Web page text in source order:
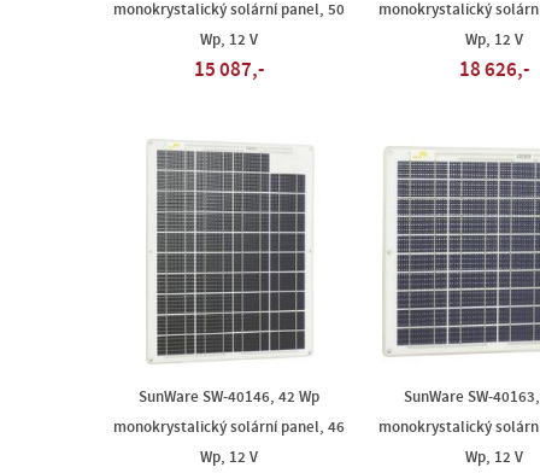
monokrystalický solární panel, 50
Wp, 12 V
15 087,-
monokrystalický
Wp, 12 V
18 626,-
SunWare SW-40146, 42 Wp
monokrystalický solární panel, 46
Wp, 12 V
SunWare SW-
monokrystalický
Wp, 12 V